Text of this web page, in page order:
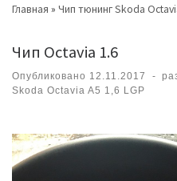
Главная » Чип тюнинг Skoda
Чип Octavia 1.6
Опубликовано 12.11.2017 -
Skoda Octavia A5 1,6 LGP
Навигация по